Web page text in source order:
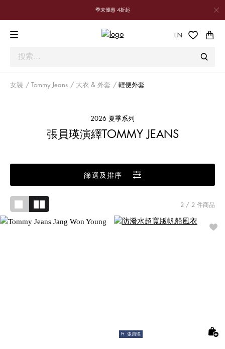
季末優惠 4折起
EN
女裝 Tommy Jeans 大衣 & 外套 輕便外套
2026 夏季系列
張員瑛演繹TOMMY JEANS
篩選及排序
2 / 2 件商品
Ft. 張員瑛